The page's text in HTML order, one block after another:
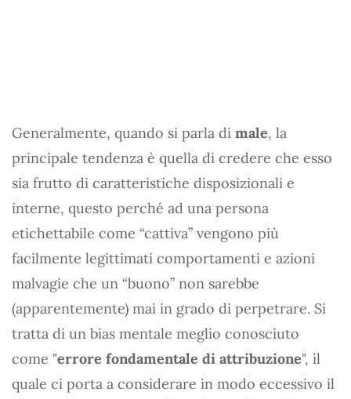
Generalmente, quando si parla di male, la
principale tendenza è quella di credere che esso
sia frutto di caratteristiche disposizionali e
interne, questo perché ad una persona
etichettabile come “cattiva” vengono più
facilmente legittimati comportamenti e azioni
malvagie che un “buono” non sarebbe
(apparentemente) mai in grado di perpetrare. Si
tratta di un bias mentale meglio conosciuto
come "errore fondamentale di attribuzione", il
quale ci porta a considerare in modo eccessivo il